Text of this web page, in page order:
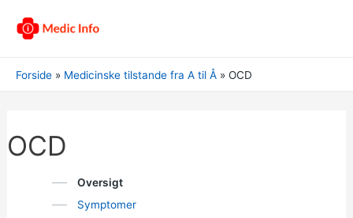
Forside Medicinske tilstande fra A til Å OCD
OCD
Oversigt
Symptomer